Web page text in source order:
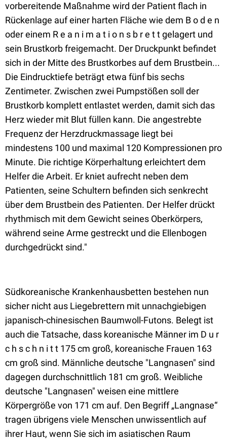
vorbereitende Maßnahme wird der Patient flach in
Rückenlage auf einer harten Fläche wie dem B o d e n
oder einem R e a n i m a t i o n s b r e t t gelagert und
sein Brustkorb freigemacht. Der Druckpunkt befindet
sich in der Mitte des Brustkorbes auf dem Brustbein...
Die Eindrucktiefe beträgt etwa fünf bis sechs
Zentimeter. Zwischen zwei Pumpstößen soll der
Brustkorb komplett entlastet werden, damit sich das
Herz wieder mit Blut füllen kann. Die angestrebte
Frequenz der Herzdruckmassage liegt bei
mindestens 100 und maximal 120 Kompressionen pro
Minute. Die richtige Körperhaltung erleichtert dem
Helfer die Arbeit. Er kniet aufrecht neben dem
Patienten, seine Schultern befinden sich senkrecht
über dem Brustbein des Patienten. Der Helfer drückt
rhythmisch mit dem Gewicht seines Oberkörpers,
während seine Arme gestreckt und die Ellenbogen
durchgedrückt sind."
Südkoreanische Krankenhausbetten bestehen nun
sicher nicht aus Liegebrettern mit unnachgiebigen
japanisch-chinesischen Baumwoll-Futons. Belegt ist
auch die Tatsache, dass koreanische Männer im D u r
c h s c h n i t t 175 cm groß, koreanische Frauen 163
cm groß sind. Männliche deutsche "Langnasen" sind
dagegen durchschnittlich 181 cm groß. Weibliche
deutsche "Langnasen" weisen eine mittlere
Körpergröße von 171 cm auf. Den Begriff „Langnase“
tragen übrigens viele Menschen unwissentlich auf
ihrer Haut, wenn Sie sich im asiatischen Raum